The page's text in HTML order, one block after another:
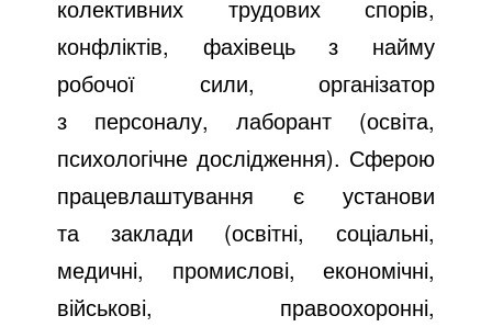
колективних трудових спорів,
конфліктів, фахівець з найму
робочої сили, організатор
з персоналу, лаборант (освіта,
психологічне дослідження). Сферою
працевлаштування є установи
та заклади (освітні, соціальні,
медичні, промислові, економічні,
військові, правоохоронні,